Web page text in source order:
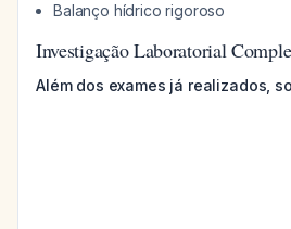
Balanço hídrico rigoroso
Investigação Laboratorial
Além dos exames já realizados,